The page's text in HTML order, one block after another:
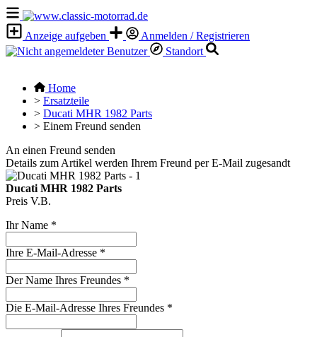
Anzeige aufgeben
Anmelden / Registrieren
Standort
Home
> Ersatzteile
> Ducati MHR 1982 Parts
> Einem Freund senden
An einen Freund senden
Details zum Artikel werden Ihrem Freund per E-Mail zugesandt
Ducati MHR 1982 Parts
Preis V.B.
Ihr Name *
Ihre E-Mail-Adresse *
Der Name Ihres Freundes *
Die E-Mail-Adresse Ihres Freundes *